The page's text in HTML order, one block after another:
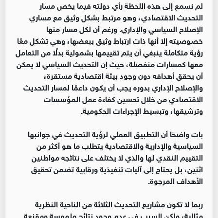
لم نسمع إلى هذه اللحظة رأي دولته فيما يخص مسار
التحديث الاقتصادي، وهو مرتبط بشكل وثيق مع مساري
الإصلاح السياسي والإداري. ورغم أن لكل مسار منها
خصوصيته إلا أنها ذات ارتباط وثيق ببعضها، وهي تشكل معًا
رؤية متكاملة ينبغي أن يتم تقييمها بشمولية بدلًا من التعامل
معها كمسارات منفصلة، حيث إن التحديث السياسي لا يمكن
أن يحقق أهدافه دون وجود بيئة اقتصادية مستقرة،
والإصلاح الإداري بدوره يجب أن يكون داعمًا لمسار التحديث
الاقتصادي من خلال تحسين كفاءة عمل المؤسسات
وترشيقها، وتبسيط الإجراءات الحكومية.
بات واضحًا أن التطبيق العملي لرؤية التحديث في جوانبها
السياسية والإدارية والاقتصادية يتطلب ما هو أكثر من
التقييم النقدي لها والذي لا يختلف على نتائجه مواطنين
اثنين، بل يحتاج إلى آليات تنفيذية ورقابية تضمن تحقيق
الأهداف المرجوة.
ربما لا تكون مشاريع التحديث الثلاثة من الناحية النظرية
مثالية، ولكن السبب في عدم وجود نتائج ملموسة ومقنعة